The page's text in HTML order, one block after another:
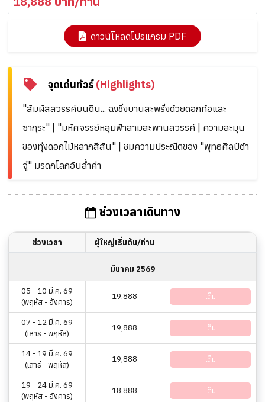
ดาวน์โหลดโปรแกรม PDF
จุดเด่นทัวร์(Highlights)
"สัมผัสสวรรค์บนดิน... ฉงชิ่งบานสะพรั่งด้วยดอกท้อและ
ซากุระ" | "มหัศจรรย์หลุมฟ้าสามสะพานสวรรค์ | ความละมุน
ของทุ่งดอกไม้หลากสีสัน" | ชมความประณีตของ "พุทธศิลป์ต้า
จู๋" มรดกโลกอันล้ำค่า
ช่วงเวลาเดินทาง
ช่วงเวลา ผู้ใหญ่เริ่มต้น/ท่าน
มีนาคม 2569
05 - 10 มี.ค. 69
(พฤหัส - อังคาร)
19,888 เต็ม
07 - 12 มี.ค. 69
(เสาร์ - พฤหัส)
19,888 เต็ม
14 - 19 มี.ค. 69
(เสาร์ - พฤหัส)
19,888 เต็ม
19 - 24 มี.ค. 69
(พฤหัส - อังคาร)
18,888 เต็ม